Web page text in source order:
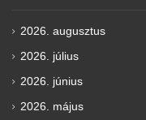
2026. augusztus
2026. július
2026. június
2026. május